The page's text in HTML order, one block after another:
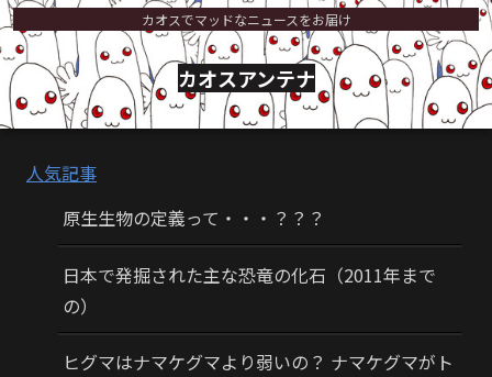
カオスでマッドなニュースをお届け
カオスアンテナ
人気記事
原生生物の定義って・・・？？？
日本で発掘された主な恐竜の化石（2011年まで
の）
ヒグマはナマケグマより弱いの？ ナマケグマがト